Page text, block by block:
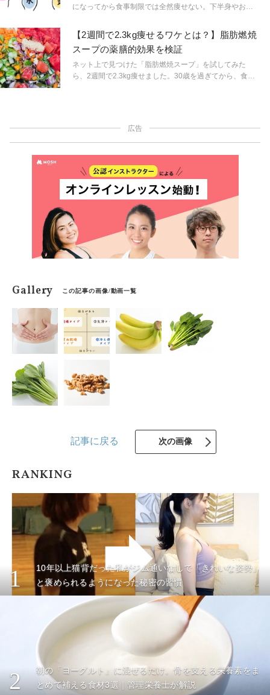
になってから食事制限では全然痩せない。下半身やお腹
る……ダイエットのお悩みは多くの方が一度は感じたこ
とがあるはず。中医学の考え方をベースに、「肥満タイ
プ」を診断。自分に合った薬膳食材をいつものご飯にプ
ラスして、身体の中から肥満改善もしてみませんか？
【2週間で2.3kg痩せるワケとは？】脂肪燃焼
スープの薬膳的効果を検証
ネット上で見つけた「脂肪燃焼スープ」を試してみた
ら、2週間で2.3kg痩せました。30歳を過ぎてから、食事
広告
Gallery この記事の画像/動画一覧
記事に戻る 次の画像
RANKING
1
10年以上猫背だった私がジム通いなしで「きれいな姿勢」
と褒められるようになった秘密の習慣
2
朝の「ヨーグルト」に混ぜるだけ。骨を支える栄養素をま
とめて補える食材3選｜管理栄養士が解説